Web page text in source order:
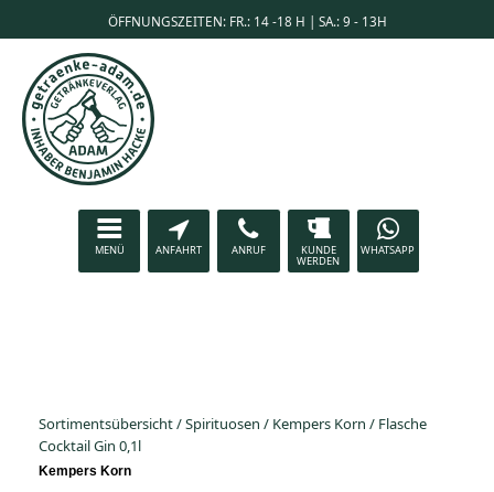
ÖFFNUNGSZEITEN: FR.: 14 -18 H | SA.: 9 - 13H
MENÜ ANFAHRT ANRUF KUNDE
WERDEN
WHATSAPP
Sortimentsübersicht/Spirituosen / Kempers Korn / Flasche
Cocktail Gin 0,1l
Kempers Korn